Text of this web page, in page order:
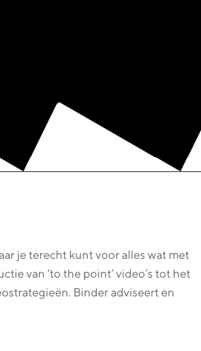
je terecht kunt voor alles wat met
van ‘to the point’ video’s tot het
Binder adviseert en